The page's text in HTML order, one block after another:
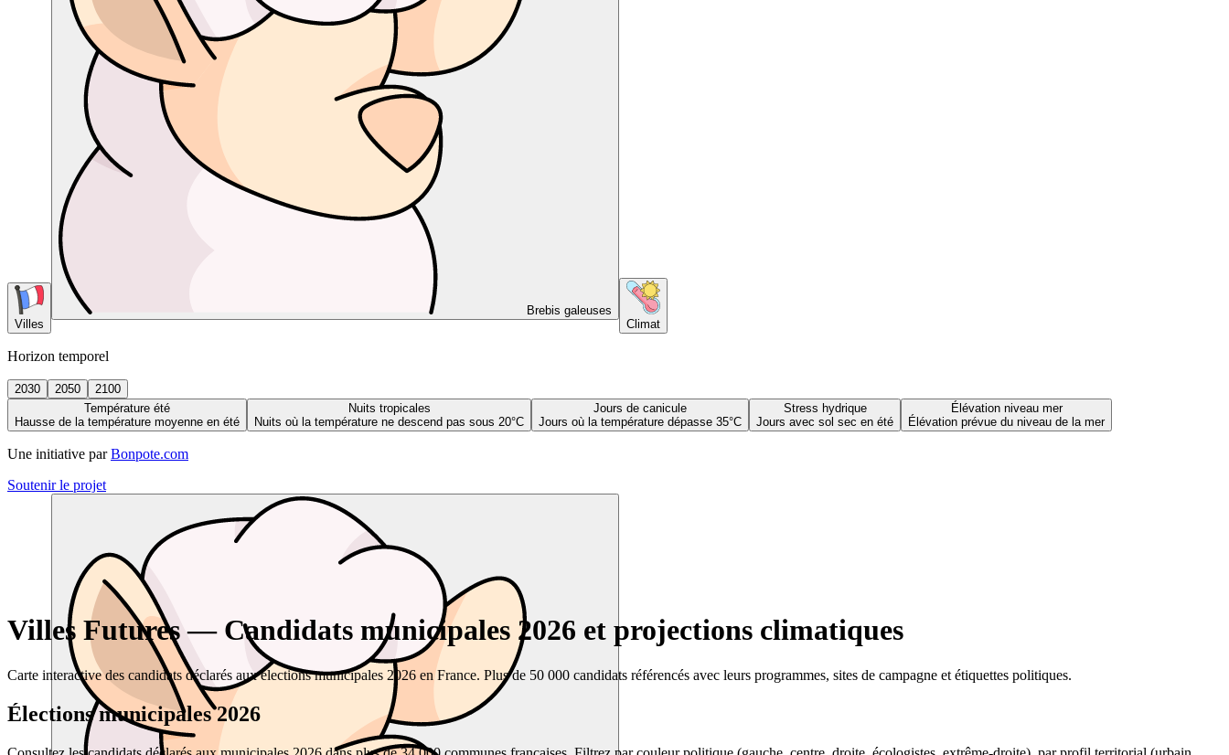
Villes
Brebis galeuses
Climat
Horizon temporel
2030 2050
2100
Température été
Hausse de la température moyenne en été
Nuits tropicales
Nuits où la température ne descend pas sous 20°C
Jours de canicule
Jours où la température dépasse 35°C
Stress hydrique
Jours avec sol sec en été
Élévation niveau mer
Élévation prévue du niveau de la mer
Une initiative par Bonpote.com
Soutenir le projet
Villes Futures — Candidats municipales 2026 et projections climatiques
Carte interactive des candidats déclarés aux élections municipales 2026 en France. Plus de 50 000 candidats référencés avec leurs programmes, sites de campagne et étiquettes politiques.
Élections municipales 2026